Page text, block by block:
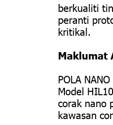
berkualiti
peranti
kritikal.
Maklumat
POLA
Model
corak nano
kawasan